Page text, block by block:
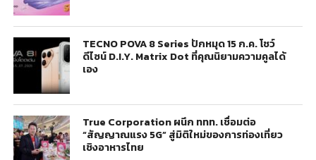
TECNO POVA 8 Series ปักหมุด 15 ก.ค. โชว์
ดีไซน์ D.I.Y. Matrix Dot ที่คุณนิยามความคูลได้
เอง
True Corporation ผนึก ททท. เชื่อมต่อ
“สัญญาณแรง 5G” สู่มิติใหม่ของการท่องเที่ยว
เชิงอาหารไทย